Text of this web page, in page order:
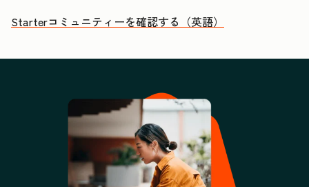
Starterコミュニティーを確認する（英語）